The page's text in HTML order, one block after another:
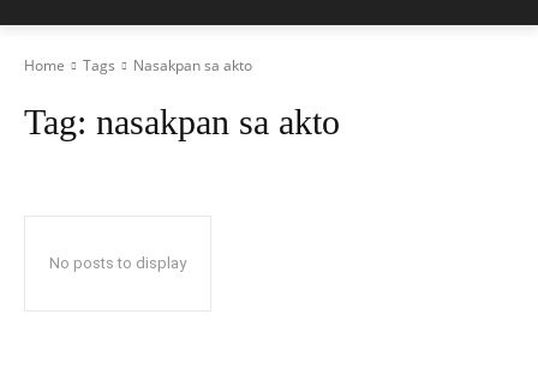
Home Tags Nasakpan sa akto
Tag: nasakpan sa akto
No posts to display